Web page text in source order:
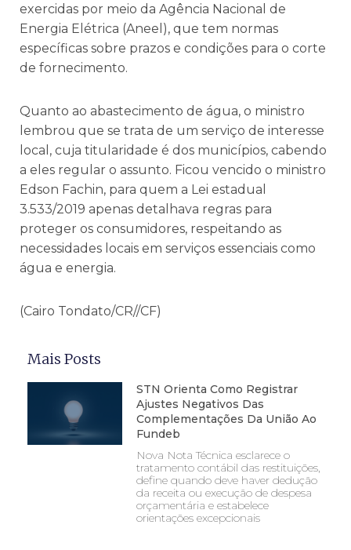
exercidas por meio da Agência Nacional de
Energia Elétrica (Aneel), que tem normas
específicas sobre prazos e condições para o corte
de fornecimento.
Quanto ao abastecimento de água, o ministro
lembrou que se trata de um serviço de interesse
local, cuja titularidade é dos municípios, cabendo
a eles regular o assunto. Ficou vencido o ministro
Edson Fachin, para quem a Lei estadual
3.533/2019 apenas detalhava regras para
proteger os consumidores, respeitando as
necessidades locais em serviços essenciais como
água e energia.
(Cairo Tondato/CR//CF)
Mais Posts
STN Orienta Como Registrar
Ajustes Negativos Das
Complementações Da União Ao
Fundeb
Nova Nota Técnica esclarece o
tratamento contábil das restituições,
define quando deve haver dedução
da receita ou execução de despesa
orçamentária e estabelece
orientações excepcionais